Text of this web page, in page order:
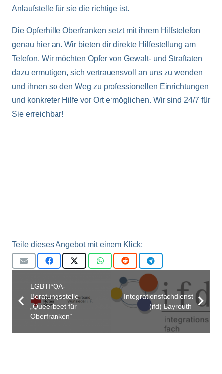
Anlaufstelle für sie die richtige ist.
Die Opferhilfe Oberfranken setzt mit ihrem Hilfstelefon
genau hier an. Wir bieten dir direkte Hilfestellung am
Telefon. Wir möchten Opfer von Gewalt- und Straftaten
dazu ermutigen, sich vertrauensvoll an uns zu wenden
und ihnen so den Weg zu professionellen Einrichtungen
und konkreter Hilfe vor Ort ermöglichen. Wir sind 24/7 für
Sie erreichbar!
Teile dieses Angebot mit einem Klick:
LGBTI*QA-
Beratungsstelle
„Queerbeet für
Oberfranken“
Integrationsfachdienst
(ifd) Bayreuth